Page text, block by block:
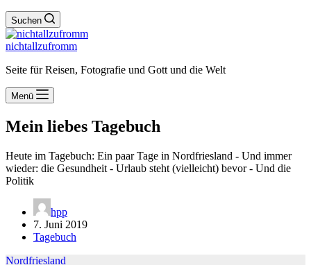
Suchen
nichtallzufromm
Seite für Reisen, Fotografie und Gott und die Welt
Menü
Mein liebes Tagebuch
Heute im Tagebuch: Ein paar Tage in Nordfriesland - Und immer
wieder: die Gesundheit - Urlaub steht (vielleicht) bevor - Und die
Politik
hpp
7. Juni 2019
Tagebuch
Nordfriesland